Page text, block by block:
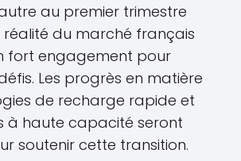
au premier trimestre
réalité du marché français
fort engagement pour
Les progrès en matière
de recharge rapide et
à haute capacité seront
soutenir cette transition.